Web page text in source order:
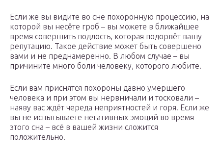
Если же вы видите во сне похоронную процессию, на
которой вы несёте гроб – вы можете в ближайшее
время совершить подлость, которая подорвёт вашу
репутацию. Такое действие может быть совершено
вами и не преднамеренно. В любом случае – вы
причините много боли человеку, которого любите.
Если вам приснятся похороны давно умершего
человека и при этом вы нервничали и тосковали –
наяву вас ждёт череда неприятностей и горя. Если же
вы не испытываете негативных эмоций во время
этого сна – всё в вашей жизни сложится
положительно.